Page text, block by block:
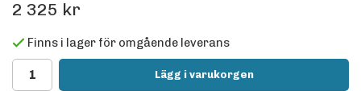
2 325 kr
Finns i lager för omgående leverans
Lägg i varukorgen